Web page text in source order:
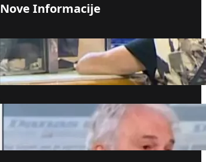
Nove Informacije
Podeljeno svih 30.000 vaučera
za odmor
avgust 6, 2026
Vlajić tvrdi da pojedine stranke
rizikuju politički kraj
avgust 6, 2026